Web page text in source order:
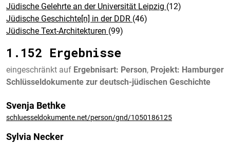
Jüdische Gelehrte an der Universität Leipzig (12)
Jüdische Geschichte[n] in der DDR (46)
Jüdische Text-Architekturen (99)
1.152 Ergebnisse
eingeschränkt auf Ergebnisart: Person, Projekt: Hamburger
Schlüsseldokumente zur deutsch-jüdischen Geschichte
Svenja Bethke
schluesseldokumente.net/person/gnd/1050186125
Sylvia Necker